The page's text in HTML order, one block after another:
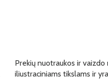
Prekių nuotraukos ir
iliustraciniams tikslams ir